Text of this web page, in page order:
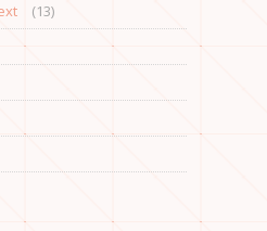
(13)